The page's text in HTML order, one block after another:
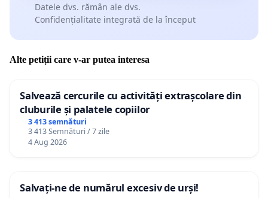
Datele dvs. rămân ale dvs.
Confidențialitate integrată de la început
Alte petiții care v-ar putea interesa
Salvează cercurile cu activități extrașcolare din
cluburile și palatele copiilor
3 413 semnături
3 413 Semnături / 7 zile
4 Aug 2026
Salvați-ne de numărul excesiv de urși!